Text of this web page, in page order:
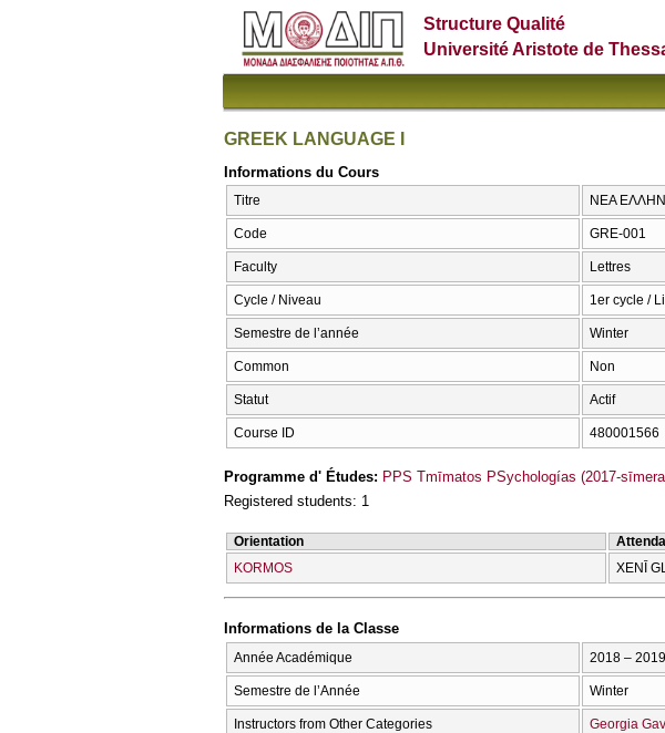
Structure Qualité
Université Aristote de
GREEK LANGUAGE I
Informations du Cours
Titre ΝΕΑ
Code GRE-001
Faculty Lettres
Cycle / Niveau 1er cycle /
Semestre de l’année Winter
Common Non
Statut Actif
Course ID 480001566
Programme d' Études: PPS Tmīmatos PSychologías (2017-
Registered students: 1
Orientation
KORMOS
XENĪ
Informations de la Classe
Année Académique 2018 – 2019
Semestre de l’Année Winter
Instructors from Other Categories Georgia